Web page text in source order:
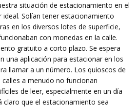
situación de estacionamiento en el
Solían tener estacionamiento
en los diversos lotes de superficie,
con monedas en la calle.
gratuito a corto plazo. Se espera
una aplicación para estacionar en los
llamar a un número. Los quioscos de
a menudo no funcionan
de leer, especialmente en un día
claro que el estacionamiento sea